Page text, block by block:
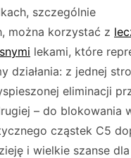
szczególnie
można korzystać z
lekami, które
działania: z jednej
eliminacji
– do blokowania
cząstek C5
i wielkie szanse